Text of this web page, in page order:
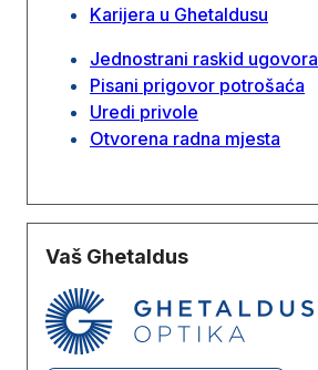
Karijera u Ghetaldusu
Jednostrani raskid ugovora
Pisani prigovor potrošaća
Uredi privole
Otvorena radna mjesta
Vaš Ghetaldus